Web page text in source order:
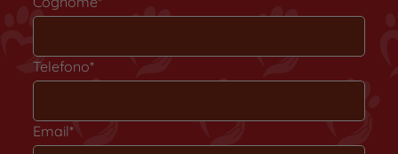
Telefono*
Email*